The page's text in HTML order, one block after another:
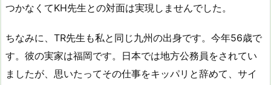
つかなくてKH先生との対面は実現しませんでした。
ちなみに、TR先生も私と同じ九州の出身です。今年56歳で
す。彼の実家は福岡です。日本では地方公務員をされてい
ましたが、思いたってその仕事をキッパリと辞めて、サイ